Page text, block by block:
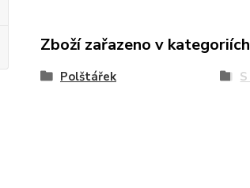
Zboží zařazeno v kategoriích
Polštářek